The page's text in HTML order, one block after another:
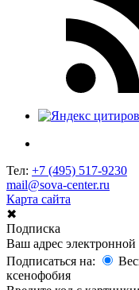
Тел: +7 (495) 517-9230
mail@sova-center.ru
Карта сайта
✖
Подписка
Ваш адрес
Подписаться на:
ксенофобия